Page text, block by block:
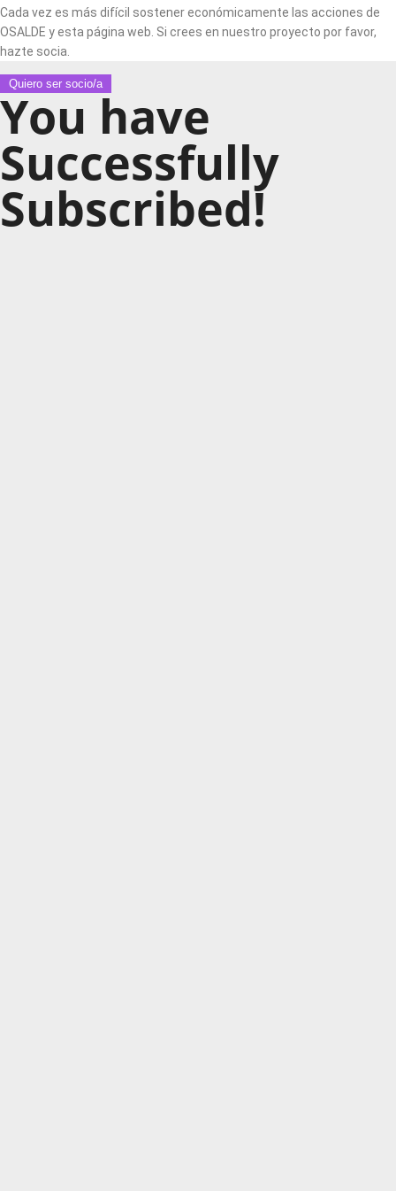
Cada vez es más difícil sostener económicamente las acciones de
OSALDE y esta página web. Si crees en nuestro proyecto por favor,
hazte socia.
Quiero ser socio/a
You have
Successfully
Subscribed!